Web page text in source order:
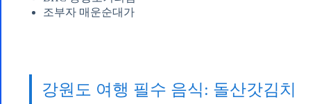
조부자 매운순대가
강원도 여행 필수 음식: 돌산갓김치